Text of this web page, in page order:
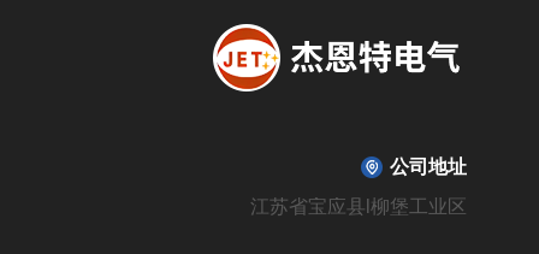
公司地址
江苏省宝应县l柳堡工业区